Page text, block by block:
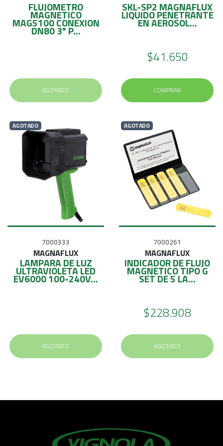
FLUJOMETRO
MAGNETICO
MAG5100 CONEXION
DN80 3" P...
AGOTADO
SKL-SP2 MAGNAFLUX
LIQUIDO PENETRANTE
EN AEROSOL...
$41.650
COMPRAR
AGOTADO
7000333
MAGNAFLUX
LAMPARA DE LUZ
ULTRAVIOLETA LED
EV6000 100-240V...
AGOTADO
AGOTADO
7000261
MAGNAFLUX
INDICADOR DE FLUJO
MAGNETICO TIPO G
SET DE 5 LA...
$228.908
AGOTADO